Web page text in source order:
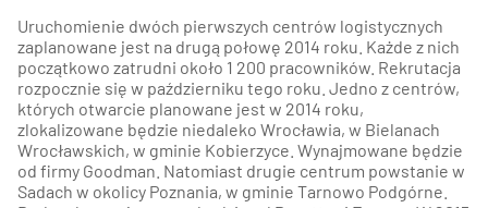
Uruchomienie dwóch pierwszych centrów logistycznych
zaplanowane jest na drugą połowę 2014 roku. Każde z nich
początkowo zatrudni około 1 200 pracowników. Rekrutacja
rozpocznie się w październiku tego roku. Jedno z centrów,
których otwarcie planowane jest w 2014 roku,
zlokalizowane będzie niedaleko Wrocławia, w Bielanach
Wrocławskich, w gminie Kobierzyce. Wynajmowane będzie
od firmy Goodman. Natomiast drugie centrum powstanie w
Sadach w okolicy Poznania, w gminie Tarnowo Podgórne.